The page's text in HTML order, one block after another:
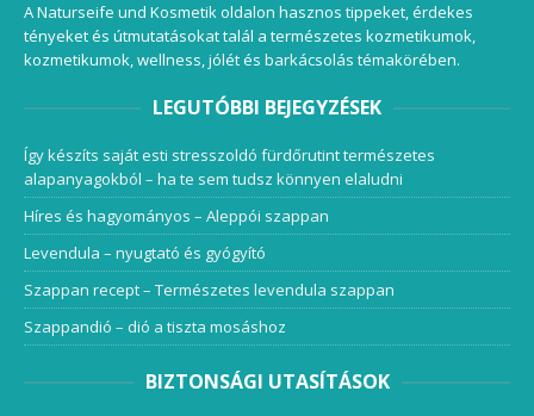
A Naturseife und Kosmetik oldalon hasznos tippeket, érdekes
tényeket és útmutatásokat talál a természetes kozmetikumok,
kozmetikumok, wellness, jólét és barkácsolás témakörében.
LEGUTÓBBI BEJEGYZÉSEK
Így készíts saját esti stresszoldó fürdőrutint természetes
alapanyagokból – ha te sem tudsz könnyen elaludni
Híres és hagyományos – Aleppói szappan
Levendula – nyugtató és gyógyító
Szappan recept – Természetes levendula szappan
Szappandió – dió a tiszta mosáshoz
BIZTONSÁGI UTASÍTÁSOK